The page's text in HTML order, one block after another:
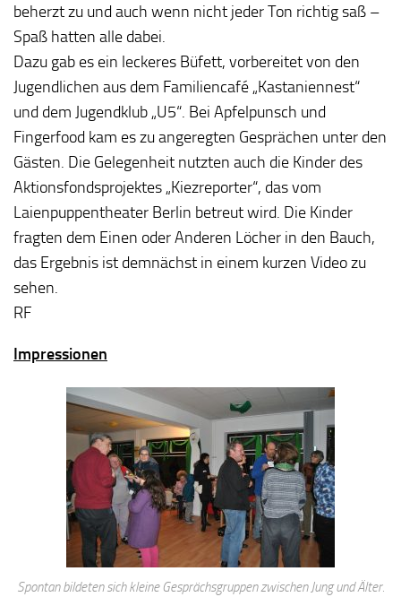
beherzt zu und auch wenn nicht jeder Ton richtig saß –
Spaß hatten alle dabei.
Dazu gab es ein leckeres Büfett, vorbereitet von den
Jugendlichen aus dem Familiencafé „Kastaniennest“
und dem Jugendklub „U5“. Bei Apfelpunsch und
Fingerfood kam es zu angeregten Gesprächen unter den
Gästen. Die Gelegenheit nutzten auch die Kinder des
Aktionsfondsprojektes „Kiezreporter“, das vom
Laienpuppentheater Berlin betreut wird. Die Kinder
fragten dem Einen oder Anderen Löcher in den Bauch,
das Ergebnis ist demnächst in einem kurzen Video zu
sehen.
RF
Impressionen
Spontan bildeten sich kleine Gesprächsgruppen zwischen Jung und Älter.